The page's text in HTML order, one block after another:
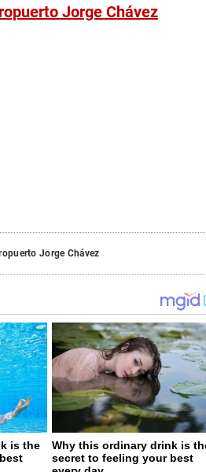
Jorge Chávez
Jorge Chávez